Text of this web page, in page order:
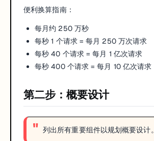
便利换算指南：
每月约 250 万秒
每秒 1 个请求 = 每月 250 万次请求
每秒 40 个请求 = 每月 1 亿次请求
每秒 400 个请求 = 每月 10 亿次请求
第二步：概要设计
列出所有重要组件以规划概要设计。